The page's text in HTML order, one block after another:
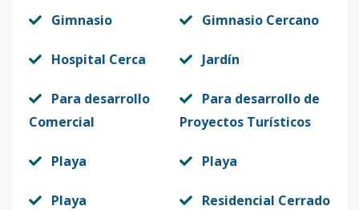
Gimnasio Gimnasio Cercano
Hospital Cerca Jardín
Para desarrollo
Comercial
Para desarrollo de
Proyectos Turísticos
Playa Playa
Playa Residencial Cerrado